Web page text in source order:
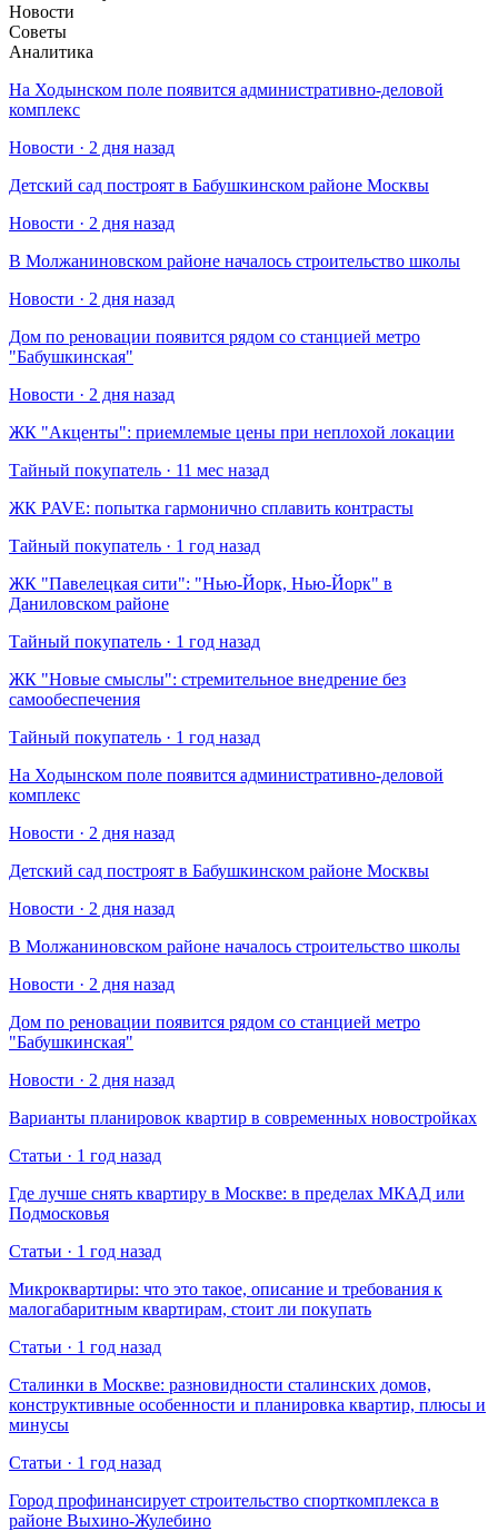
Новости
Советы
Аналитика
На Ходынском поле появится административно-деловой
комплекс
Новости · 2 дня назад
Детский сад построят в Бабушкинском районе Москвы
Новости · 2 дня назад
В Молжаниновском районе началось строительство школы
Новости · 2 дня назад
Дом по реновации появится рядом со станцией метро
"Бабушкинская"
Новости · 2 дня назад
​ЖК "Акценты": приемлемые цены при неплохой локации
Тайный покупатель · 11 мес назад
​ЖК PAVE: попытка гармонично сплавить контрасты
Тайный покупатель · 1 год назад
​ЖК "Павелецкая сити": "Нью-Йорк, Нью-Йорк" в
Даниловском районе
Тайный покупатель · 1 год назад
​ЖК "Новые смыслы": стремительное внедрение без
самообеспечения
Тайный покупатель · 1 год назад
На Ходынском поле появится административно-деловой
комплекс
Новости · 2 дня назад
Детский сад построят в Бабушкинском районе Москвы
Новости · 2 дня назад
В Молжаниновском районе началось строительство школы
Новости · 2 дня назад
Дом по реновации появится рядом со станцией метро
"Бабушкинская"
Новости · 2 дня назад
Варианты планировок квартир в современных новостройках
Статьи · 1 год назад
Где лучше снять квартиру в Москве: в пределах МКАД или
Подмосковья
Статьи · 1 год назад
Микроквартиры: что это такое, описание и требования к
малогабаритным квартирам, стоит ли покупать
Статьи · 1 год назад
Сталинки в Москве: разновидности сталинских домов,
конструктивные особенности и планировка квартир, плюсы и
минусы
Статьи · 1 год назад
Город профинансирует строительство спорткомплекса в
районе Выхино-Жулебино